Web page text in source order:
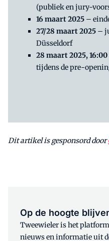
(publiek en jury-
16 maart 2025 –
27/28 maart 2025 –
Düsseldorf
28 maart 2025, 16:00
tijdens de pre-
Dit artikel is gesponsord door
Op de hoogte
Tweewieler is het
nieuws en informatie uit